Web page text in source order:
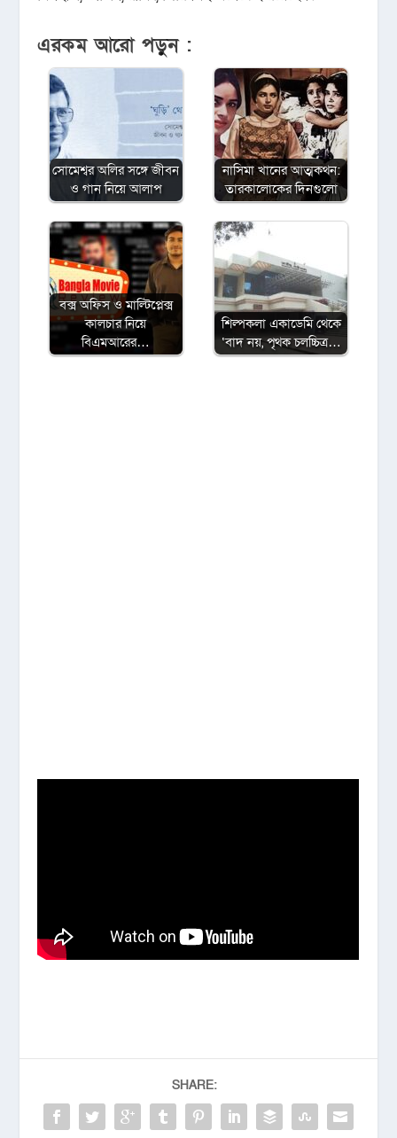
এরকম আরো পড়ুন :
সোমেশ্বর অলির সঙ্গে জীবন
ও গান নিয়ে আলাপ
নাসিমা খানের আত্মকথন:
তারকালোকের দিনগুলো
বক্স অফিস ও মাল্টিপ্লেক্স
কালচার নিয়ে
বিএমআরের…
শিল্পকলা একাডেমি থেকে
‘বাদ নয়, পৃথক চলচ্চিত্র…
SHARE: